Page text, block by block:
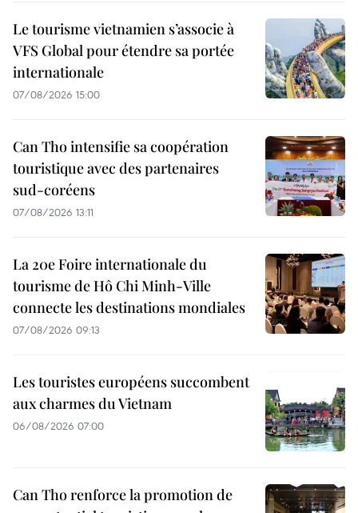
Le tourisme vietnamien s’associe à
VFS Global pour étendre sa portée
internationale
07/08/2026 15:00
Can Tho intensifie sa coopération
touristique avec des partenaires
sud-coréens
07/08/2026 13:11
La 20e Foire internationale du
tourisme de Hô Chi Minh-Ville
connecte les destinations mondiales
07/08/2026 09:13
Les touristes européens succombent
aux charmes du Vietnam
06/08/2026 07:00
Can Tho renforce la promotion de